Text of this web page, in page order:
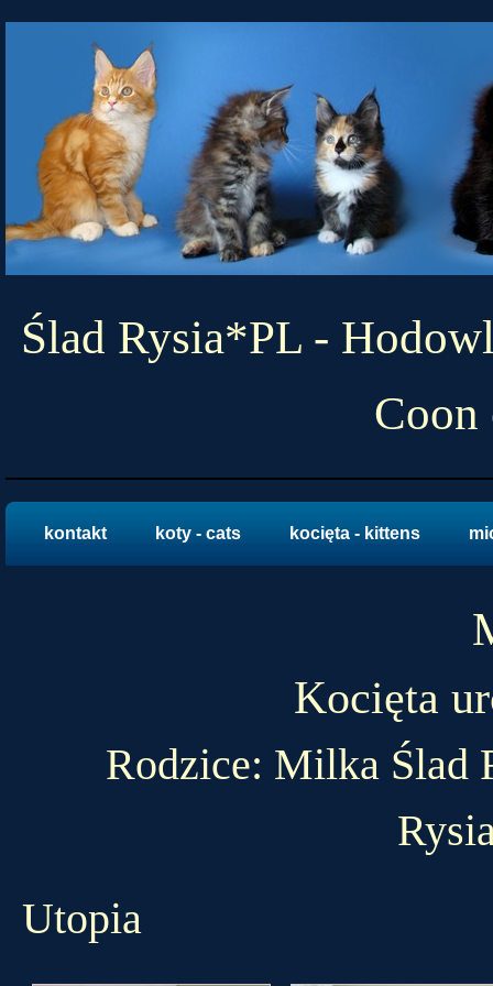
Ślad Rysia*PL -
Coon
kontakt koty - cats kocięta - kittens
Kocięta
Rodzice: Milka Ślad
Utopia